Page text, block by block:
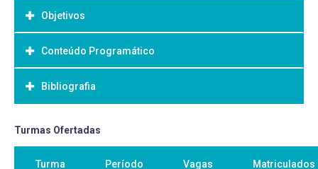
Objetivos
Objetivo Geral:
Oportunizar ao aluno conhecimento aprofundado em
administração pública e organizações.
Conteúdo Programático
Bibliografia
Bibliografia Básica:
Bibliografia será definida de acordo com temas da
ementa
Turmas Ofertadas
Turma Período Vagas Matriculados